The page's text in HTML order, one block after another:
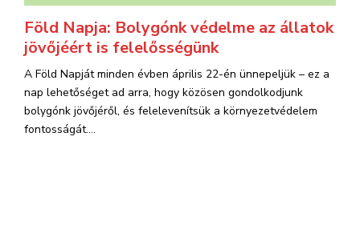
Föld Napja: Bolygónk védelme az állatok
jövőjéért is felelősségünk
A Föld Napját minden évben április 22-én ünnepeljük – ez a
nap lehetőséget ad arra, hogy közösen gondolkodjunk
bolygónk jövőjéről, és felelevenítsük a környezetvédelem
fontosságát....